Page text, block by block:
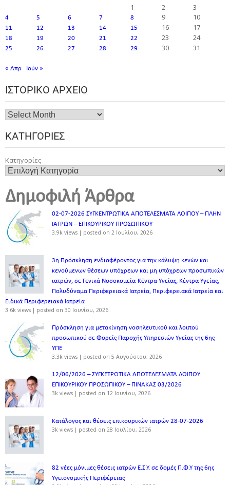
1
2 3
4 5 6 7 8 9 10
11 12 13 14 15 16 17
18 19 20 21 22 23 24
25 26 27 28 29 30 31
« Απρ Ιούν »
ΙΣΤΟΡΙΚΌ ΑΡΧΕΊΟ
ΚΑΤΗΓΟΡΊΕΣ
Κατηγορίες
Δημοφιλή Άρθρα
02-07-2026 ΣΥΓΚΕΝΤΡΩΤΙΚΑ ΑΠΟΤΕΛΕΣΜΑΤΑ ΛΟΙΠΟΥ – ΠΛΗΝ
ΙΑΤΡΩΝ – ΕΠΙΚΟΥΡΙΚΟΥ ΠΡΟΣΩΠΙΚOY
3.9k views | posted on 2 Ιουλίου, 2026
3η Πρόσκληση ενδιαφέροντος για την κάλυψη κενών και
κενούμενων θέσεων υπόχρεων και μη υπόχρεων προσωπικών
ιατρών, σε Γενικά Νοσοκομεία-Κέντρα Υγείας, Κέντρα Υγείας,
Πολυδύναμα Περιφερειακά Ιατρεία, Περιφερειακά Ιατρεία και
Ειδικά Περιφερειακά Ιατρεία
3.6k views | posted on 30 Ιουνίου, 2026
Πρόσκληση για μετακίνηση νοσηλευτικού και λοιπού
προσωπικού σε Φορείς Παροχής Υπηρεσιών Υγείας της 6ης
ΥΠΕ
3.3k views | posted on 5 Αυγούστου, 2026
12/06/2026 – ΣΥΓΚΕΤΡΩΤΙΚΑ ΑΠΟΤΕΛΕΣΜΑΤΑ ΛΟΙΠΟΥ
ΕΠΙΚΟΥΡΙΚΟΥ ΠΡΟΣΩΠΙΚΟΥ – ΠΙΝΑΚΑΣ 03/2026
3k views | posted on 12 Ιουνίου, 2026
Κατάλογος και θέσεις επικουρικών ιατρών 28-07-2026
3k views | posted on 28 Ιουλίου, 2026
82 νέες μόνιμες θέσεις ιατρών Ε.Σ.Υ. σε δομές Π.Φ.Υ της 6ης
Υγειονομικής Περιφέρειας